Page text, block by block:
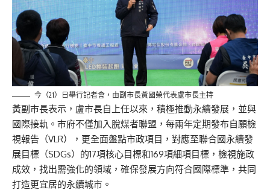
今（21）日舉行記者會，由副市長黃國榮代表盧市長主持
黃副市長表示，盧市長自上任以來，積極推動永續發展，並與
國際接軌。市府不僅加入脫煤者聯盟，每兩年定期發布自願檢
視報告（VLR），更全面盤點市政項目，對應至聯合國永續發
展目標（SDGs）的17項核心目標和169項細項目標，檢視施政
成效，找出需強化的領域，確保發展方向符合國際標準，共同
打造更宜居的永續城市。